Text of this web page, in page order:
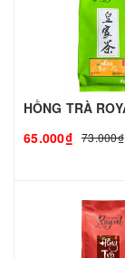
65.000₫ 73.000₫